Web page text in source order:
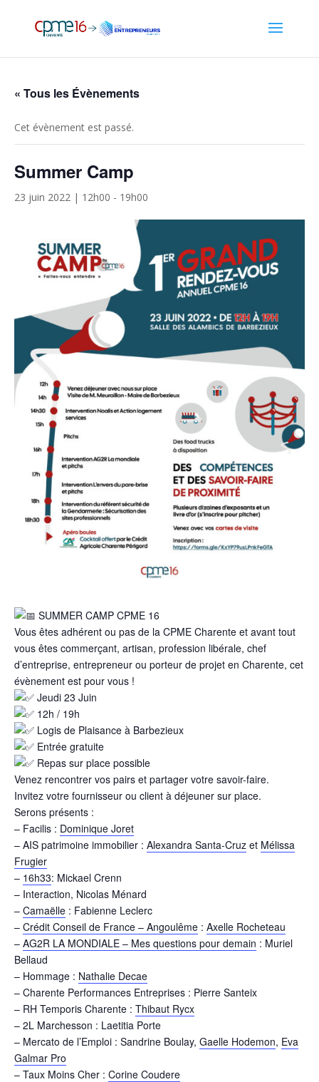
« Tous les Évènements
Cet évènement est passé.
Summer Camp
23 juin 2022 | 12h00 - 19h00
SUMMER CAMP CPME 16
Vous êtes adhérent ou pas de la CPME Charente et avant tout
vous êtes commerçant, artisan, profession libérale, chef
d’entreprise, entrepreneur ou porteur de projet en Charente, cet
évènement est pour vous !
Jeudi 23 Juin
12h / 19h
Logis de Plaisance à Barbezieux
Entrée gratuite
Repas sur place possible
Venez rencontrer vos pairs et partager votre savoir-faire.
Invitez votre fournisseur ou client à déjeuner sur place.
Serons présents :
– Facilis : Dominique Joret
– AIS patrimoine immobilier : Alexandra Santa-Cruz et Mélissa
Frugier
– 16h33: Mickael Crenn
– Interaction, Nicolas Ménard
– Camaëlle : Fabienne Leclerc
– Crédit Conseil de France – Angoulême : Axelle Rocheteau
– AG2R LA MONDIALE – Mes questions pour demain : Muriel
Bellaud
– Hommage : Nathalie Decae
– Charente Performances Entreprises : Pierre Santeix
– RH Temporis Charente : Thibaut Rycx
– 2L Marchesson : Laetitia Porte
– Mercato de l’Emploi : Sandrine Boulay, Gaelle Hodemon, Eva
Galmar Pro
– Taux Moins Cher : Corine Coudere